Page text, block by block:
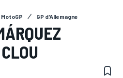
MotoGP GP d'Allemagne